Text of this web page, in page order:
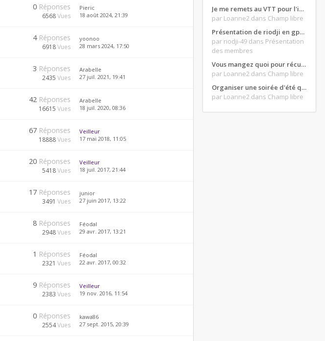
0 Réponses
6568Vues
Pieric
18 août 2024, 21:39
4 Réponses
6918Vues
yoonoo
28 mars 2024, 17:50
3 Réponses
2435 Vues
Arabelle
27 juil. 2021, 19:41
42 Réponses
16615 Vues
Arabelle
18 juil. 2020, 08:36
67 Réponses
18888Vues
Veilleur
17 mai 2018, 11:05
20 Réponses
5418Vues
Veilleur
18 juil. 2017, 21:44
17 Réponses
3491 Vues
junior
27 juin 2017, 13:22
8 Réponses
2948Vues
Féodal
29 avr. 2017, 13:21
1 Réponses
2321 Vues
Féodal
22 avr. 2017, 00:32
9 Réponses
2383 Vues
Veilleur
19 nov. 2016, 11:54
0 Réponses
2554Vues
kawa86
27 sept. 2015, 20:39
Je me remets au VTT pour l'intersaison, version électrique
par Loanne2 dans Champ libre
Présentation de riodji en gpz500
par riodji-49 dans Présentation
des membres
Vous mangez quoi pour récupérer après une grosse journée de moto ?
par Loanne2 dans Champ libre
Organiser une soirée d'été qui claque : vos bons plans matos ?
par Loanne2 dans Champ libre